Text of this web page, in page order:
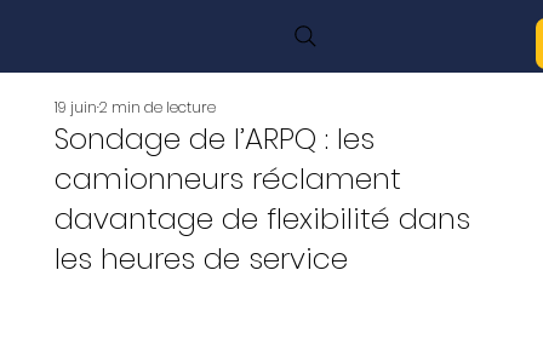
Sondage de l’ARPQ : les
camionneurs réclament
davantage de flexibilité dans
les heures de service
19 juin2 min de lecture